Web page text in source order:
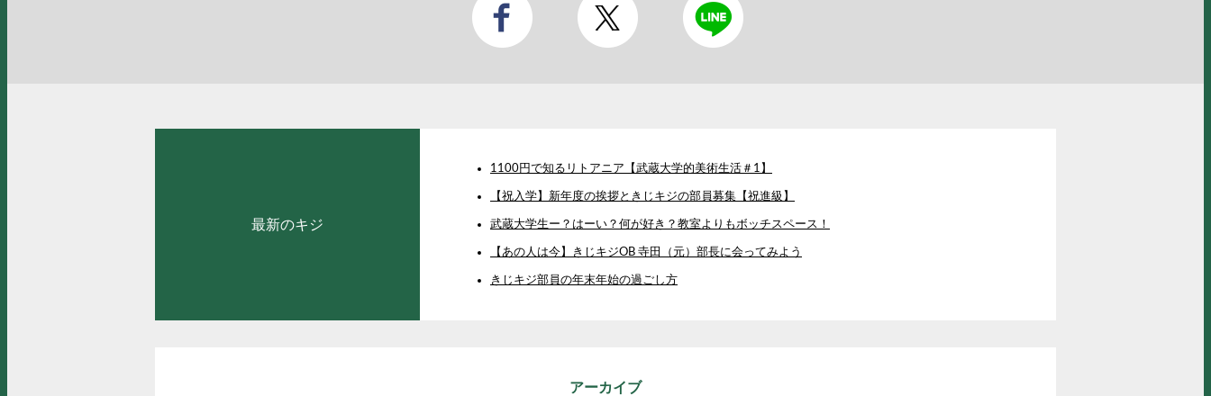
最新のキジ
1100円で知るリトアニア【武蔵大学的美術生活＃1】
【祝入学】新年度の挨拶ときじキジの部員募集【祝進級】
武蔵大学生ー？はーい？何が好き？教室よりもボッチスペース！
【あの人は今】きじキジOB 寺田（元）部長に会ってみよう
きじキジ部員の年末年始の過ごし方
アーカイブ